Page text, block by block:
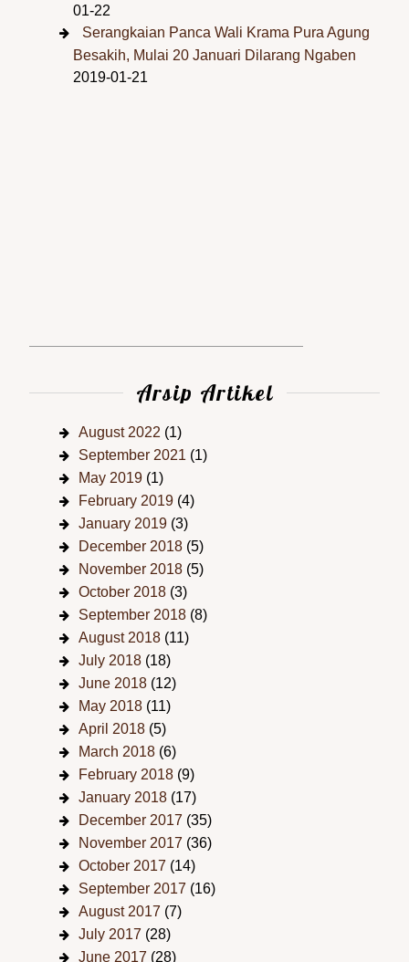
01-22
Serangkaian Panca Wali Krama Pura Agung
Besakih, Mulai 20 Januari Dilarang Ngaben
2019-01-21
Arsip Artikel
August 2022 (1)
September 2021 (1)
May 2019 (1)
February 2019 (4)
January 2019 (3)
December 2018 (5)
November 2018 (5)
October 2018 (3)
September 2018 (8)
August 2018 (11)
July 2018 (18)
June 2018 (12)
May 2018 (11)
April 2018 (5)
March 2018 (6)
February 2018 (9)
January 2018 (17)
December 2017 (35)
November 2017 (36)
October 2017 (14)
September 2017 (16)
August 2017 (7)
July 2017 (28)
June 2017 (28)